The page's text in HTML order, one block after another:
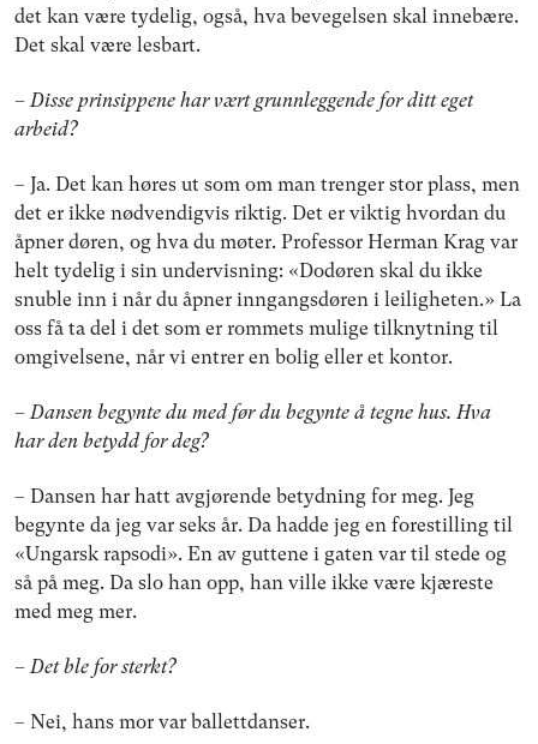
det kan være tydelig, også, hva bevegelsen skal innebære.
Det skal være lesbart.
– Disse prinsippene har vært grunnleggende for ditt eget
arbeid?
– Ja. Det kan høres ut som om man trenger stor plass, men
det er ikke nødvendigvis riktig. Det er viktig hvordan du
åpner døren, og hva du møter. Professor Herman Krag var
helt tydelig i sin undervisning: «Dodøren skal du ikke
snuble inn i når du åpner inngangsdøren i leiligheten.» La
oss få ta del i det som er rommets mulige tilknytning til
omgivelsene, når vi entrer en bolig eller et kontor.
– Dansen begynte du med før du begynte å tegne hus. Hva
har den betydd for deg?
– Dansen har hatt avgjørende betydning for meg. Jeg
begynte da jeg var seks år. Da hadde jeg en forestilling til
«Ungarsk rapsodi». En av guttene i gaten var til stede og
så på meg. Da slo han opp, han ville ikke være kjæreste
med meg mer.
– Det ble for sterkt?
– Nei, hans mor var ballettdanser.